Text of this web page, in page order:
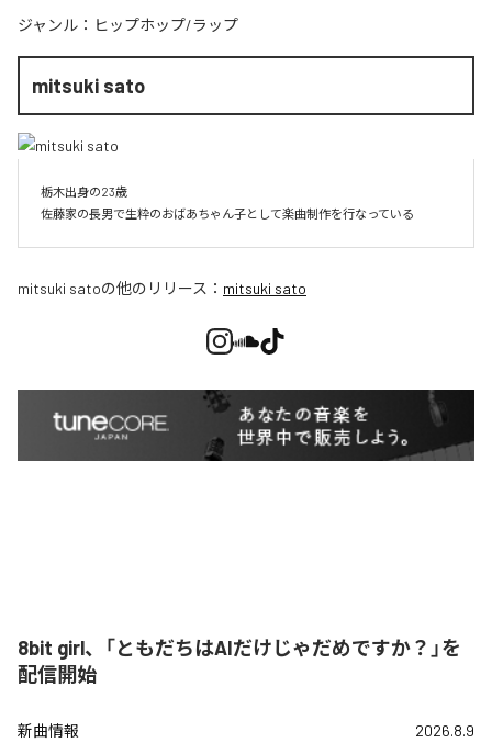
ジャンル： ヒップホップ/ラップ
mitsuki sato
栃木出身の23歳
佐藤家の長男で生粋のおばあちゃん子として楽曲制作を行なっている
mitsuki satoの他のリリース： mitsuki sato
8bit girl、「ともだちはAIだけじゃだめですか？」を
配信開始
新曲情報 2026.8.9